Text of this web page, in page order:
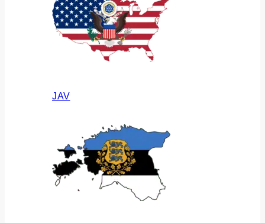
JAV